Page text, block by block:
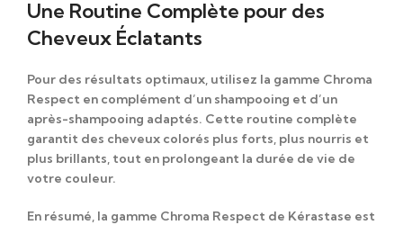
Une Routine Complète pour des
Cheveux Éclatants
Pour des résultats optimaux, utilisez la gamme Chroma
Respect en complément d’un shampooing et d’un
après-shampooing adaptés. Cette routine complète
garantit des cheveux colorés plus forts, plus nourris et
plus brillants, tout en prolongeant la durée de vie de
votre couleur.
En résumé, la gamme Chroma Respect de Kérastase est